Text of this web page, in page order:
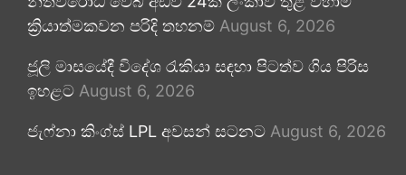
ක්‍රියාත්මකවන පරිදි තහනම් August 6, 2026
ජූලි මාසයේදී විදේශ රැකියා සඳහා පිටත්ව ගිය පිරිස
ඉහළට August 6, 2026
ජැෆ්නා කිංග්ස් LPL අවසන් සටනට August 6, 2026